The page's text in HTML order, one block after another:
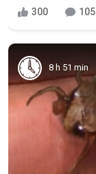
300 105
8 h 51 min